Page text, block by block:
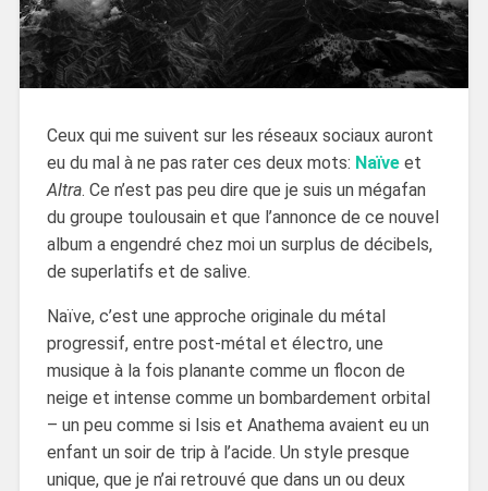
Ceux qui me suivent sur les réseaux sociaux auront
eu du mal à ne pas rater ces deux mots: Naïveet
Altra. Ce n’est pas peu dire que je suis un mégafan
du groupe toulousain et que l’annonce de ce nouvel
album a engendré chez moi un surplus de décibels,
de superlatifs et de salive.
Naïve, c’est une approche originale du métal
progressif, entre post-métal et électro, une
musique à la fois planante comme un flocon de
neige et intense comme un bombardement orbital
– un peu comme si Isis et Anathema avaient eu un
enfant un soir de trip à l’acide. Un style presque
unique, que je n’ai retrouvé que dans un ou deux